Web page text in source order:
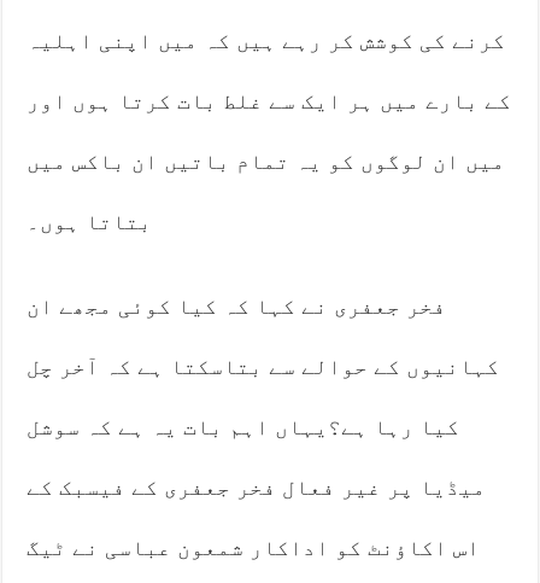
کرنے کی کوشش کر رہے ہیں کہ میں اپنی اہلیہ
کے بارے میں ہر ایک سے غلط بات کرتا ہوں اور
میں ان لوگوں کو یہ تمام باتیں ان باکس میں
بتاتا ہوں۔
فخر جعفری نے کہا کہ کیا کوئی مجھے ان
کہانیوں کے حوالے سے بتاسکتا ہے کہ آخر چل
کیا رہا ہے؟یہاں اہم بات یہ ہے کہ سوشل
میڈیا پر غیر فعال فخر جعفری کے فیسبک کے
اس اکاؤنٹ کو اداکار شمعون عباسی نے ٹیگ